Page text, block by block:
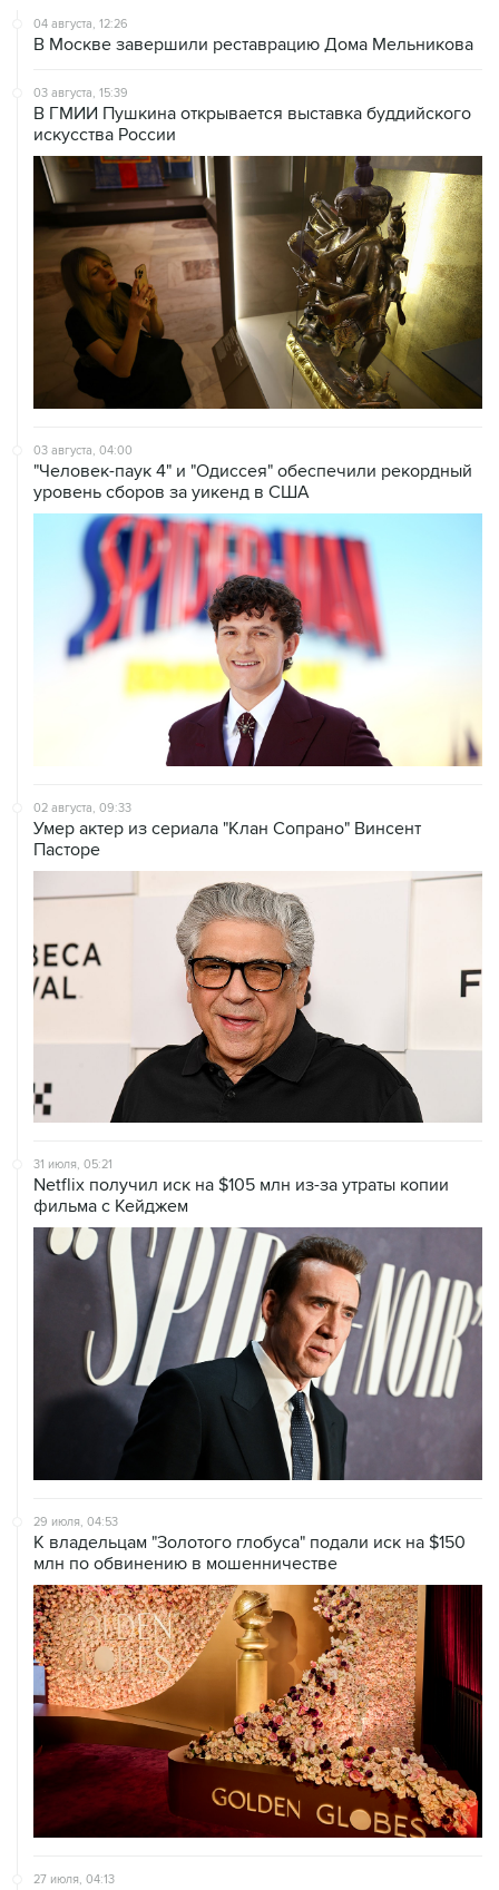
04 августа, 12:26
В Москве завершили реставрацию Дома Мельникова
03 августа, 15:39
В ГМИИ Пушкина открывается выставка буддийского
искусства России
03 августа, 04:00
"Человек-паук 4" и "Одиссея" обеспечили рекордный
уровень сборов за уикенд в США
02 августа, 09:33
Умер актер из сериала "Клан Сопрано" Винсент
Пасторе
31 июля, 05:21
Netflix получил иск на $105 млн из-за утраты копии
фильма с Кейджем
29 июля, 04:53
К владельцам "Золотого глобуса" подали иск на $150
млн по обвинению в мошенничестве
27 июля, 04:13